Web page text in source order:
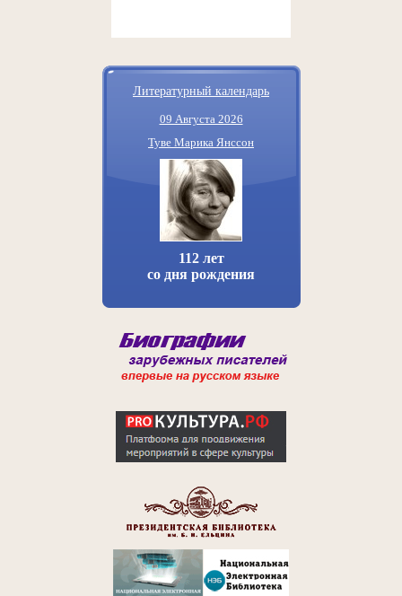
Литературный календарь
09 Августа 2026
Туве Марика Янссон
112 лет
со дня рождения